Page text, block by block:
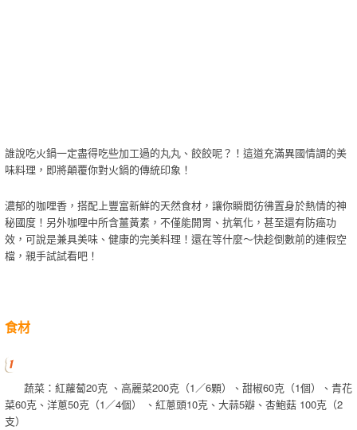
誰說吃火鍋一定盡得吃些加工過的丸丸、餃餃呢？！這道充滿異國情調的美
味料理，即將顛覆你對火鍋的傳統印象！
濃郁的咖哩香，搭配上豐富新鮮的天然食材，讓你瞬間彷彿置身於熱情的神
秘國度！另外咖哩中所含薑黃素，不僅能開胃、抗氧化，甚至還有防癌功
效，可說是兼具美味、健康的完美料理！還在等什麼～快趁倒數前的連假空
檔，親手試試看吧！
食材
蔬菜：紅蘿蔔20克 、高麗菜200克（1／6顆）、甜椒60克（1個）、青花
菜60克、洋蔥50克（1／4個） 、紅蔥頭10克、大蒜5瓣、杏鮑菇 100克（2
支）